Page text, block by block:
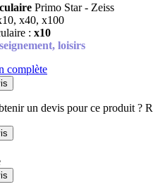
Primo Star - Zeiss
x40, x100
: x10
loisirs
complète
un devis pour ce produit ?